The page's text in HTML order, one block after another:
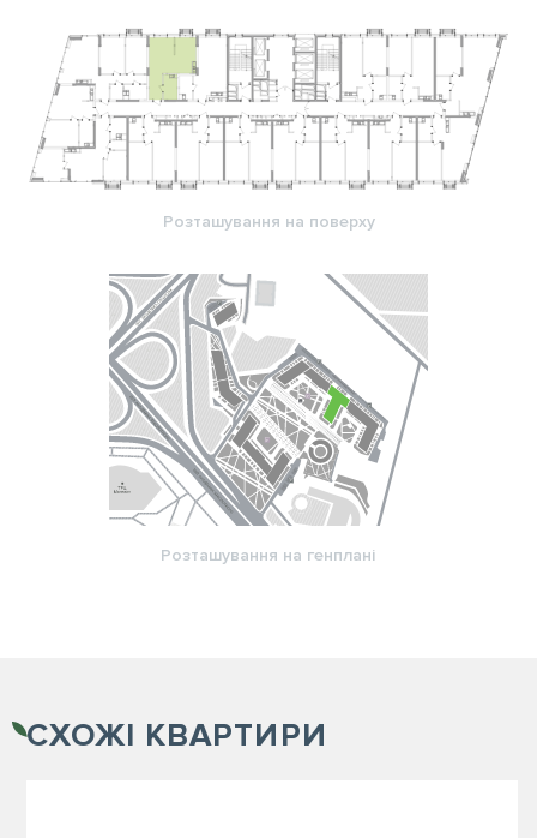
Розташування на поверху
Розташування на генплані
СХОЖІ КВАРТИРИ